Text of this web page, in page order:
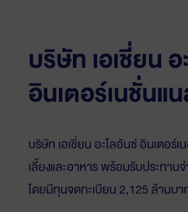
บริษัท เอเชี่ยน
อินเตอร์เนชั่นแ
บริษัท เอเชี่ยน อะไลอันซ์ อินเตอ
เลี้ยงและอาหาร พร้อมรับประทา
โดยมีทุนจดทะเบียน 2,125 ล้านบา